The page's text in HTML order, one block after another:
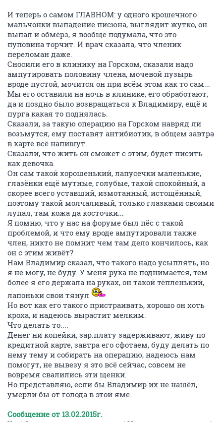
И теперь о самом ГЛАВНОМ: у одного крошечного
мальчонки выпадение писюна, выглядит жутко, он
выпал и обмёрз, я вообще подумала, что это
пуповина торчит. И врач сказала, что членик
переломан даже.
Сносили его в клинику на Горском, сказали надо
ампутировать половину члена, мочевой пузырь
вроде пустой, мочится он при всём этом как то сам...
Мы его оставили на ночь в клинике, его обработают,
да и поздно было возвращаться к Владимиру, ещё и
пурга какая то поднялась.
Сказали, за такую операцию на Горском навряд ли
возьмутся, ему поставят антибиотик, в общем завтра
в карте всё напишут.
Сказали, что жить он сможет с этим, будет писить
как девочка.
Он сам такой хорошенький, лапусечки маленькие,
глазёнки ещё мутные, голубые, такой спокойный, а
скорее всего уставший, измотанный, истощённый,
поэтому такой молчаливый, только глазками своими
лупал, там кожа да косточки...
Я помню, что у нас на форуме был пёс с такой
проблемой, и что ему вроде ампутировали также
член, никто не помнит чем там дело кончилось, как
он с этим живёт?
Нам Владимир сказал, что такого надо усыплять, но
я не могу, не буду. У меня рука не поднимается, тем
более я его держала на руках, он такой тёпленький,
лапоньки свои тянул
Но вот как его такого пристраивать, хорошо он хоть
кроха, и надеюсь вырастит мелким.
Что делать то....
Денег ни копейки, зар.плату задерживают, живу по
кредитной карте, завтра его сфотаем, буду делать по
нему тему и собирать на операцию, надеюсь нам
помогут, не вывезу я это всё сейчас, совсем не
вовремя свалились эти щенки.
Но представляю, если бы Владимир их не нашёл,
умерли бы от голода в этой яме.
Сообщение от 13.02.2015г.